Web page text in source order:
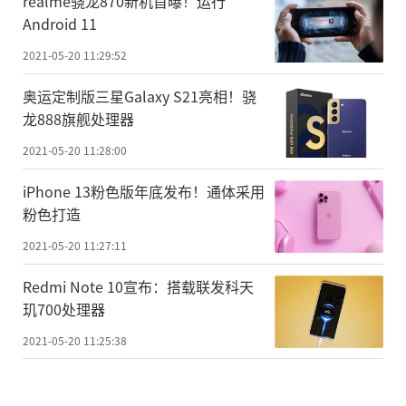
Android 11
2021-05-20 11:29:52
奥运定制版三星Galaxy S21亮相！骁
龙888旗舰处理器
2021-05-20 11:28:00
iPhone 13粉色版年底发布！通体采用
粉色打造
2021-05-20 11:27:11
Redmi Note 10宣布：搭载联发科天
玑700处理器
2021-05-20 11:25:38